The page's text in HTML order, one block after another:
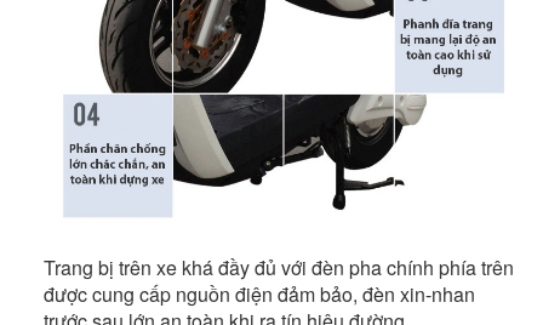
Trang bị trên xe khá đầy đủ với đèn pha chính phía trên
được cung cấp nguồn điện đảm bảo, đèn xin-nhan